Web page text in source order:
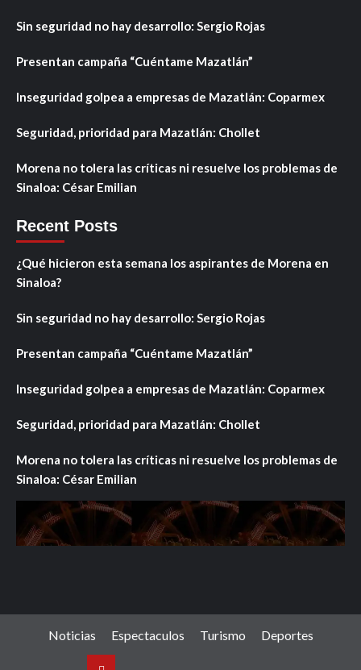
Sin seguridad no hay desarrollo: Sergio Rojas
Presentan campaña “Cuéntame Mazatlán”
Inseguridad golpea a empresas de Mazatlán: Coparmex
Seguridad, prioridad para Mazatlán: Chollet
Morena no tolera las críticas ni resuelve los problemas de
Sinaloa: César Emilian
Recent Posts
¿Qué hicieron esta semana los aspirantes de Morena en
Sinaloa?
Sin seguridad no hay desarrollo: Sergio Rojas
Presentan campaña “Cuéntame Mazatlán”
Inseguridad golpea a empresas de Mazatlán: Coparmex
Seguridad, prioridad para Mazatlán: Chollet
Morena no tolera las críticas ni resuelve los problemas de
Sinaloa: César Emilian
Noticias Espectaculos Turismo Deportes